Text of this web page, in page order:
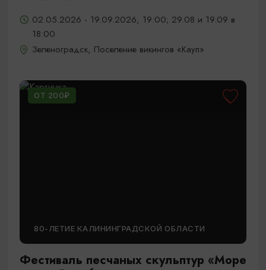
02.05.2026 - 19.09.2026, 19:00; 29.08 и 19.09 в
18:00
Зеленоградск, Поселение викингов «Кауп»
ОТ 200₽
80-ЛЕТИЕ КАЛИНИНГРАДСКОЙ ОБЛАСТИ
Фестиваль песчаных скульптур «Море